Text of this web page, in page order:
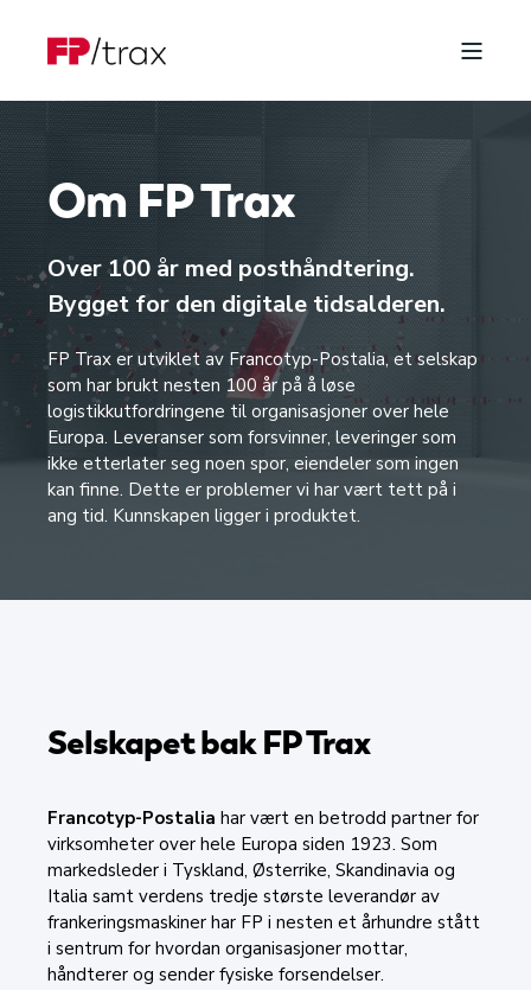
Om FP Trax
Over 100 år med posthåndtering.
Bygget for den digitale tidsalderen.
FP Trax er utviklet av Francotyp-Postalia, et selskap
som har brukt nesten 100 år på å løse
logistikkutfordringene til organisasjoner over hele
Europa. Leveranser som forsvinner, leveringer som
ikke etterlater seg noen spor, eiendeler som ingen
kan finne. Dette er problemer vi har vært tett på i
ang tid. Kunnskapen ligger i produktet.
Selskapet bak FP Trax
Francotyp-Postalia har vært en betrodd partner for
virksomheter over hele Europa siden 1923. Som
markedsleder i Tyskland, Østerrike, Skandinavia og
Italia samt verdens tredje største leverandør av
frankeringsmaskiner har FP i nesten et århundre stått
i sentrum for hvordan organisasjoner mottar,
håndterer og sender fysiske forsendelser.